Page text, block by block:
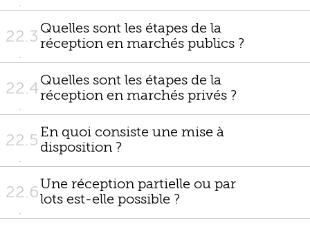
22.3 Quelles sont les étapes de la
réception en marchés publics ?
22.4 Quelles sont les étapes de la
réception en marchés privés ?
22.5 En quoi consiste une mise à
disposition ?
22.6 Une réception partielle ou par
lots est-elle possible ?